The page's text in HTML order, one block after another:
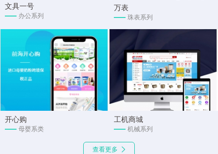
文具一号
办公系列
万表
珠表系列
开心购
母婴系类
工机商城
机械系列
查看更多